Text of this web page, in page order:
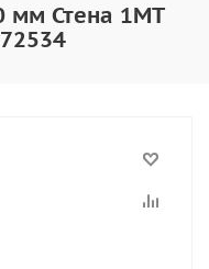
мм Стена 1MT